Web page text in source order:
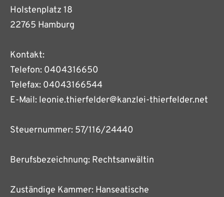
Holstenplatz 18
22765 Hamburg
Kontakt:
Telefon: 0404316650
Telefax: 04043166544
E-Mail: leonie.thierfelder@kanzlei-thierfelder.net
Steuernummer: 57/116/24440
Berufsbezeichnung: Rechtsanwältin
Zuständige Kammer: Hanseatische